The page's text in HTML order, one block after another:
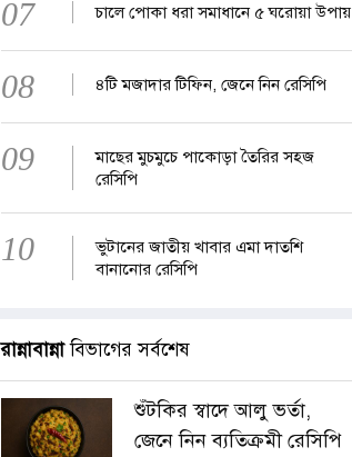
07 চালে পোকা ধরা সমাধানে ৫ ঘরোয়া উপায়
08 ৪টি মজাদার টিফিন, জেনে নিন রেসিপি
09
মাছের মুচমুচে পাকোড়া তৈরির সহজ
রেসিপি
10
ভুটানের জাতীয় খাবার এমা দাতশি
বানানোর রেসিপি
রান্নাবান্নাবিভাগের সর্বশেষ
শুঁটকির স্বাদে আলু ভর্তা,
জেনে নিন ব্যতিক্রমী রেসিপি